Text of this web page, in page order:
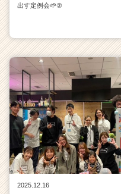
出す定例会🌱②
2025.12.16